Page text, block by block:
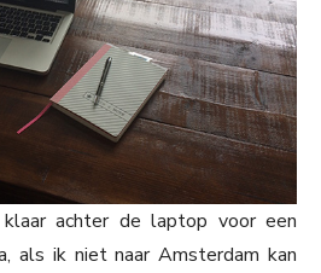
achter de laptop voor een
als ik niet naar Amsterdam kan